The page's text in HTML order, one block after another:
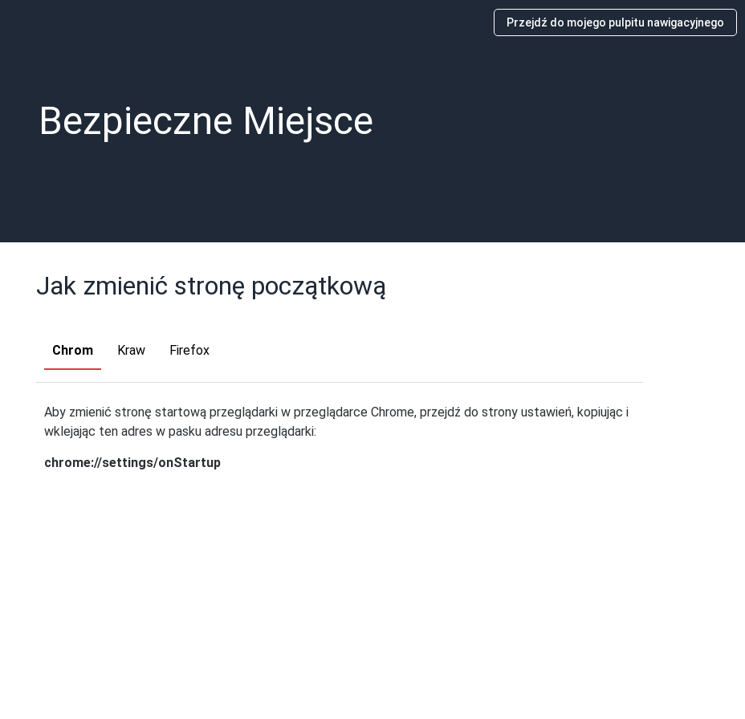
Przejdź do mojego pulpitu nawigacyjnego
Bezpieczne Miejsce
Jak zmienić stronę początkową
Chrom Kraw Firefox
Aby zmienić stronę startową przeglądarki w przeglądarce Chrome, przejdź do strony ustawień, kopiując i
wklejając ten adres w pasku adresu przeglądarki:
chrome://settings/onStartup